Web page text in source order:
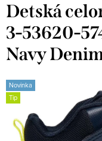
Detská
3-53620-
Navy
Novinka
Tip